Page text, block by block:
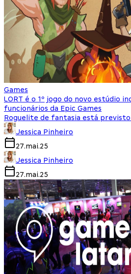
Games
LORT é o 1º jogo do novo estúdio
funcionários da Epic Games
Roguelite de fantasia está
Jessica Pinheiro
27.mai.25
Jessica Pinheiro
27.mai.25